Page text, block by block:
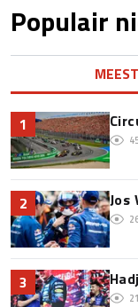
Populair
1
2 Jos
3